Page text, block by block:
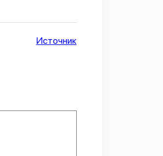
Источник